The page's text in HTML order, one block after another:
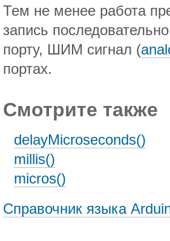
Тем не менее работа
запись
порту, ШИМ сигнал (
портах.
Смотрите также
delayMicroseconds()
millis()
micros()
Справочник языка